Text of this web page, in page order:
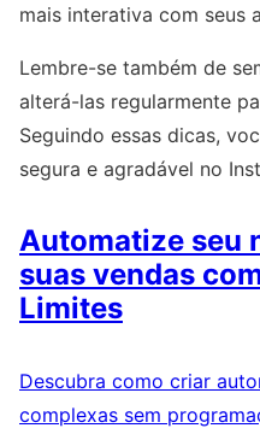
mais interativa com seus
Lembre-se também de
alterá-las regularmente
Seguindo essas dicas,
segura e agradável no
Automatize seu
suas vendas
Limites
Descubra como criar
complexas sem